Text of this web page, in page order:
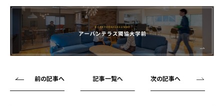
前の記事へ 記事一覧へ 次の記事へ